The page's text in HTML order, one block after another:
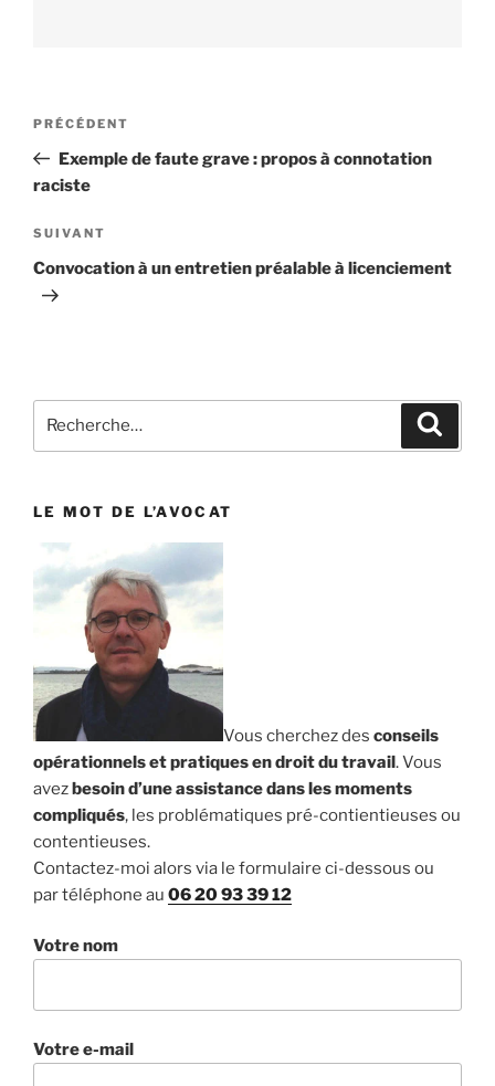
Navigation
l’article
Article
précédent
PRÉCÉDENT
Exemple de faute grave : propos à connotation
raciste
Article
suivant
SUIVANT
Convocation à un entretien préalable à licenciement
LE MOT DE L’AVOCAT
Vous cherchez des conseils
opérationnels et pratiques en droit du travail. Vous
avezbesoin d’une assistance dans les moments
compliqués, les problématiques pré-contientieuses ou
contentieuses.
Contactez-moi alors via le formulaire ci-dessous ou
par téléphone au 06 20 93 39 12
Votre nom
Votre e-mail